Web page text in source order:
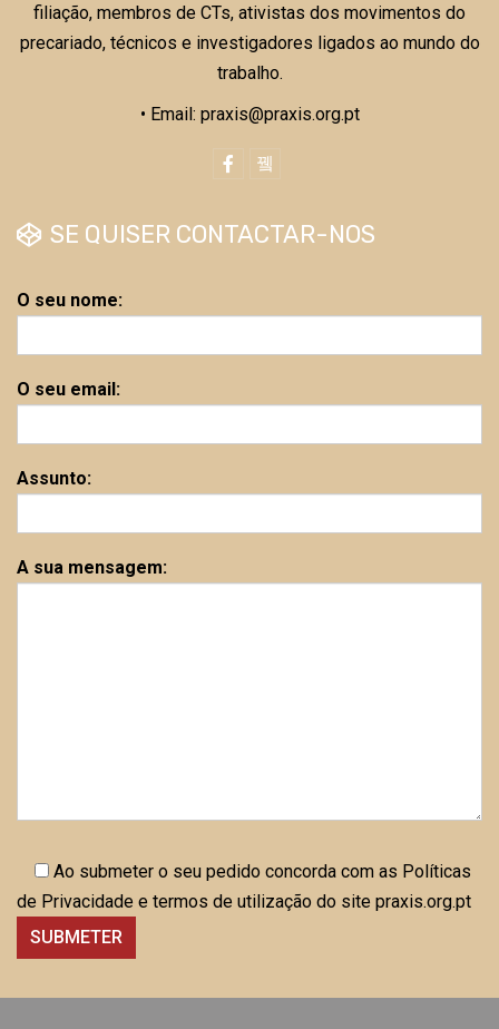
filiação, membros de CTs, ativistas dos movimentos do
precariado, técnicos e investigadores ligados ao mundo do
trabalho.
• Email: praxis@praxis.org.pt
SE QUISER CONTACTAR-NOS
O seu nome:
O seu email:
Assunto:
A sua mensagem:
Ao submeter o seu pedido concorda com as Políticas
de Privacidade e termos de utilização do site praxis.org.pt